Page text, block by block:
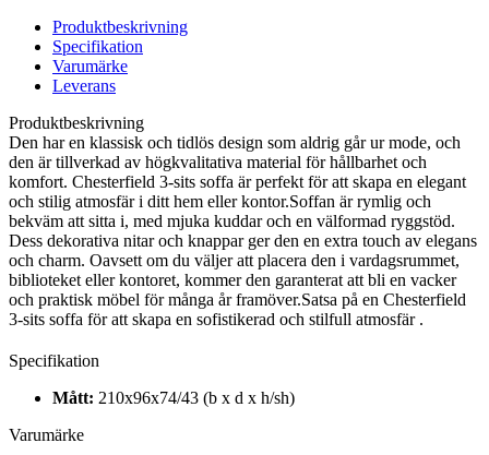
Produktbeskrivning
Specifikation
Varumärke
Leverans
Produktbeskrivning
Den har en klassisk och tidlös design som aldrig går ur mode, och
den är tillverkad av högkvalitativa material för hållbarhet och
komfort. Chesterfield 3-sits soffa är perfekt för att skapa en elegant
och stilig atmosfär i ditt hem eller kontor.Soffan är rymlig och
bekväm att sitta i, med mjuka kuddar och en välformad ryggstöd.
Dess dekorativa nitar och knappar ger den en extra touch av elegans
och charm. Oavsett om du väljer att placera den i vardagsrummet,
biblioteket eller kontoret, kommer den garanterat att bli en vacker
och praktisk möbel för många år framöver.Satsa på en Chesterfield
3-sits soffa för att skapa en sofistikerad och stilfull atmosfär .
Specifikation
Mått: 210x96x74/43 (b x d x h/sh)
Varumärke